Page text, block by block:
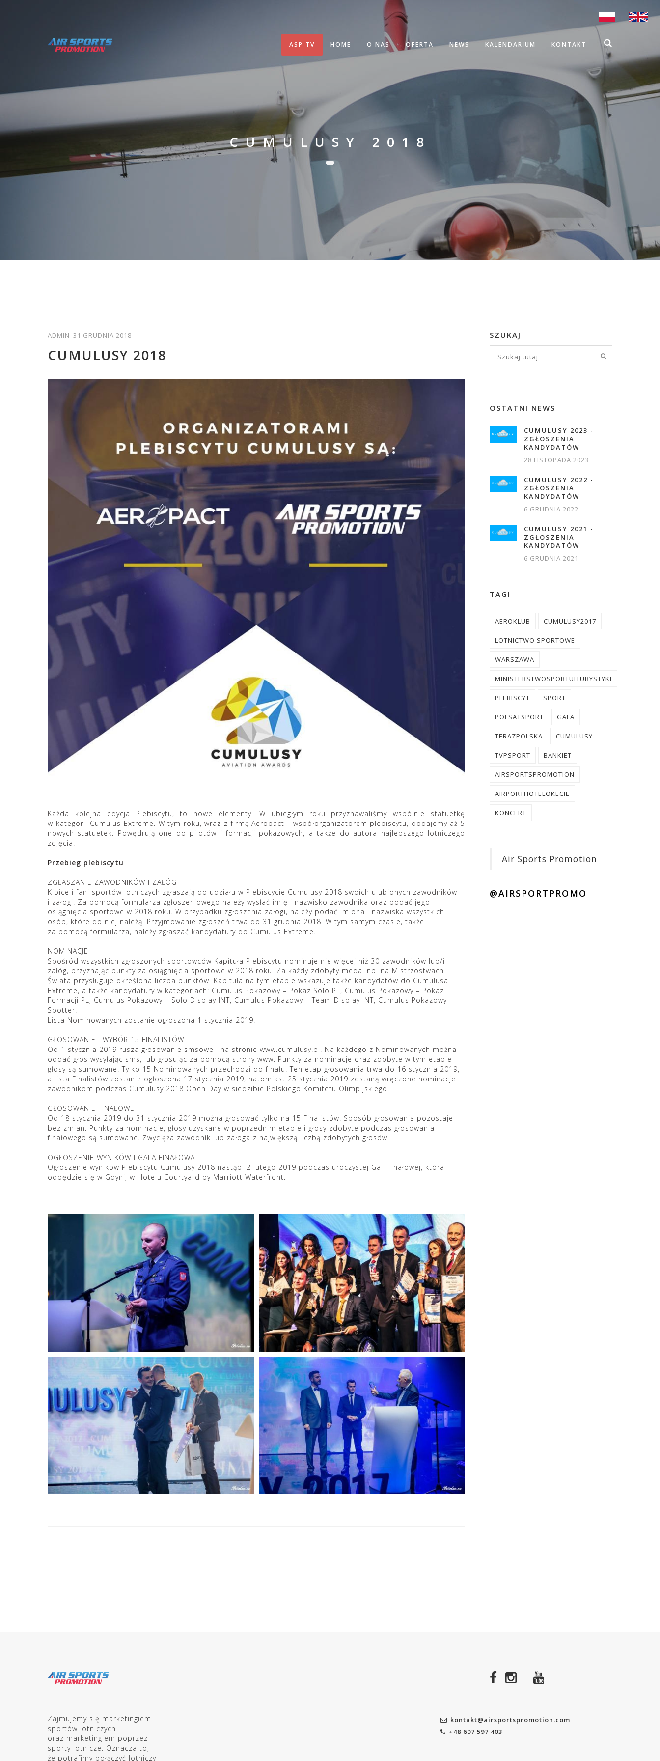
ASP TV HOME O NAS OFERTA NEWS KALENDARIUM KONTAKT
CUMULUSY 2018
ADMIN 31 GRUDNIA 2018
CUMULUSY 2018
Każda kolejna edycja Plebiscytu, to nowe elementy. W ubiegłym roku przyznawaliśmy wspólnie statuetkę
w kategorii Cumulus Extreme. W tym roku, wraz z firmą Aeropact - współorganizatorem plebiscytu, dodajemy aż 5
nowych statuetek. Powędrują one do pilotów i formacji pokazowych, a także do autora najlepszego lotniczego
zdjęcia.
Przebieg plebiscytu
ZGŁASZANIE ZAWODNIKÓW I ZAŁÓG
Kibice i fani sportów lotniczych zgłaszają do udziału w Plebiscycie Cumulusy 2018 swoich ulubionych zawodników
i załogi. Za pomocą formularza zgłoszeniowego należy wysłać imię i nazwisko zawodnika oraz podać jego
osiągnięcia sportowe w 2018 roku. W przypadku zgłoszenia załogi, należy podać imiona i nazwiska wszystkich
osób, które do niej należą. Przyjmowanie zgłoszeń trwa do 31 grudnia 2018. W tym samym czasie, także
za pomocą formularza, należy zgłaszać kandydatury do Cumulus Extreme.
NOMINACJE
Spośród wszystkich zgłoszonych sportowców Kapituła Plebiscytu nominuje nie więcej niż 30 zawodników lub/i
załóg, przyznając punkty za osiągnięcia sportowe w 2018 roku. Za każdy zdobyty medal np. na Mistrzostwach
Świata przysługuje określona liczba punktów. Kapituła na tym etapie wskazuje także kandydatów do Cumulusa
Extreme, a także kandydatury w kategoriach: Cumulus Pokazowy – Pokaz Solo PL, Cumulus Pokazowy – Pokaz
Formacji PL, Cumulus Pokazowy – Solo Display INT, Cumulus Pokazowy – Team Display INT, Cumulus Pokazowy –
Spotter.
Lista Nominowanych zostanie ogłoszona 1 stycznia 2019.
GŁOSOWANIE I WYBÓR 15 FINALISTÓW
Od 1 stycznia 2019 rusza głosowanie smsowe i na stronie www.cumulusy.pl. Na każdego z Nominowanych można
oddać głos wysyłając sms, lub głosując za pomocą strony www. Punkty za nominacje oraz zdobyte w tym etapie
głosy są sumowane. Tylko 15 Nominowanych przechodzi do finału. Ten etap głosowania trwa do 16 stycznia 2019,
a lista Finalistów zostanie ogłoszona 17 stycznia 2019, natomiast 25 stycznia 2019 zostaną wręczone nominacje
zawodnikom podczas Cumulusy 2018 Open Day w siedzibie Polskiego Komitetu Olimpijskiego
GŁOSOWANIE FINAŁOWE
Od 18 stycznia 2019 do 31 stycznia 2019 można głosować tylko na 15 Finalistów. Sposób głosowania pozostaje
bez zmian. Punkty za nominacje, głosy uzyskane w poprzednim etapie i głosy zdobyte podczas głosowania
finałowego są sumowane. Zwycięża zawodnik lub załoga z największą liczbą zdobytych głosów.
OGŁOSZENIE WYNIKÓW I GALA FINAŁOWA
Ogłoszenie wyników Plebiscytu Cumulusy 2018 nastąpi 2 lutego 2019 podczas uroczystej Gali Finałowej, która
odbędzie się w Gdyni, w Hotelu Courtyard by Marriott Waterfront.
SZUKAJ
OSTATNI NEWS
CUMULUSY 2023 -
ZGŁOSZENIA
KANDYDATÓW
28 LISTOPADA 2023
CUMULUSY 2022 -
ZGŁOSZENIA
KANDYDATÓW
6 GRUDNIA 2022
CUMULUSY 2021 -
ZGŁOSZENIA
KANDYDATÓW
6 GRUDNIA 2021
TAGI
AEROKLUB CUMULUSY2017
LOTNICTWO SPORTOWE
WARSZAWA
MINISTERSTWOSPORTUITURYSTYKI
PLEBISCYT SPORT
POLSATSPORT GALA
TERAZPOLSKA CUMULUSY
TVPSPORT BANKIET
AIRSPORTSPROMOTION
AIRPORTHOTELOKECIE
KONCERT
Air Sports Promotion
@AIRSPORTPROMO
Zajmujemy się marketingiem
sportów lotniczych
oraz marketingiem poprzez
sporty lotnicze. Oznacza to,
że potrafimy połączyć lotniczy
kontakt@airsportspromotion.com
+48 607 597 403